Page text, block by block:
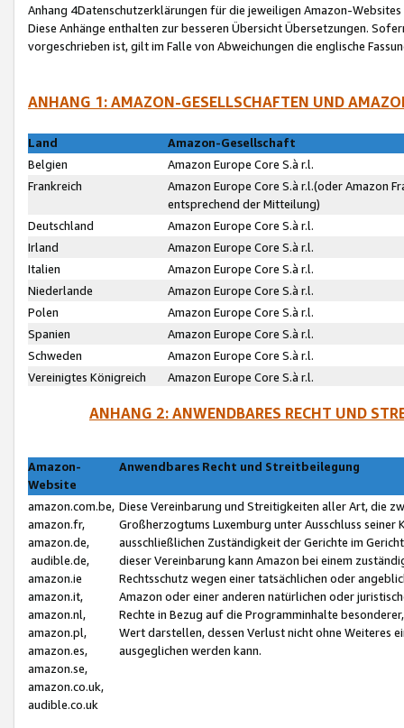
Anhang 4Datenschutzerklärungen für die jeweiligen Amazon-Websites
Diese Anhänge enthalten zur besseren Übersicht Übersetzungen.
vorgeschrieben ist, gilt im Falle von Abweichungen die englische
ANHANG 1: AMAZON-GESELLSCHAFTEN UND
Land
Amazon-Gesellschaft
Belgien
Amazon Europe Core S.à r.l.
Frankreich
Amazon Europe Core S.à r.l.(oder Amazon
entsprechend der Mitteilung)
Deutschland
Amazon Europe Core S.à r.l.
Irland
Amazon Europe Core S.à r.l.
Italien
Amazon Europe Core S.à r.l.
Niederlande
Amazon Europe Core S.à r.l.
Polen
Amazon Europe Core S.à r.l.
Spanien
Amazon Europe Core S.à r.l.
Schweden
Amazon Europe Core S.à r.l.
Vereinigtes Königreich
Amazon Europe Core S.à r.l.
ANHANG 2: ANWENDBARES RECHT UND
Amazon-
Website
Anwendbares Recht und Streitbeilegung
amazon.com.be,
amazon.fr,
amazon.de,
audible.de,
amazon.ie
amazon.it,
amazon.nl,
amazon.pl,
amazon.es,
amazon.se,
amazon.co.uk,
audible.co.uk
Diese Vereinbarung und Streitigkeiten aller Art, die
Großherzogtums Luxemburg unter Ausschluss
ausschließlichen Zuständigkeit der Gerichte im
dieser Vereinbarung kann Amazon bei einem
Rechtsschutz wegen einer tatsächlichen oder
Amazon oder einer anderen natürlichen oder
Rechte in Bezug auf die Programminhalte
Wert darstellen, dessen Verlust nicht ohne Weiteres
ausgeglichen werden kann.